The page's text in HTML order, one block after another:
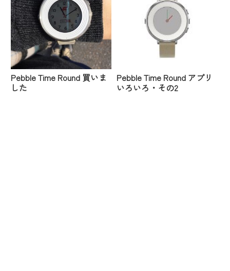
Pebble Time Round 買いま
した
Pebble Time Round アプリ
いろいろ・その2